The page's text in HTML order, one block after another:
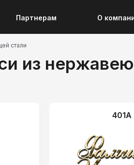
Партнерам О
стали
из
401А